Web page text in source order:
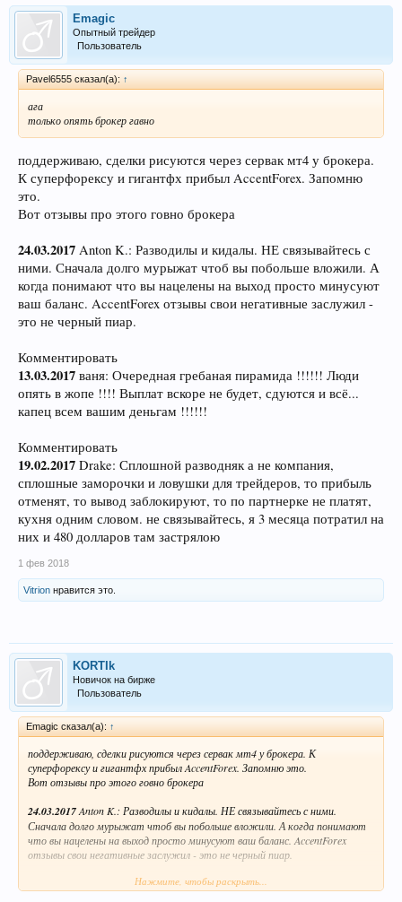
Emagic
Опытный трейдер
Пользователь
Pavel6555 сказал(а): ↑
ага
только опять брокер гавно
поддерживаю, сделки рисуются через сервак мт4 у брокера.
К суперфорексу и гигантфх прибыл AccentForex. Запомню
это.
Вот отзывы про этого говно брокера
24.03.2017 Anton K.: Разводилы и кидалы. НЕ связывайтесь с
ними. Сначала долго мурыжат чтоб вы побольше вложили. А
когда понимают что вы нацелены на выход просто минусуют
ваш баланс. AccentForex отзывы свои негативные заслужил -
это не черный пиар.
Комментировать
13.03.2017 ваня: Очередная гребаная пирамида !!!!!! Люди
опять в жопе !!!! Выплат вскоре не будет, сдуются и всё...
капец всем вашим деньгам !!!!!!
Комментировать
19.02.2017 Drake: Сплошной разводняк а не компания,
сплошные заморочки и ловушки для трейдеров, то прибыль
отменят, то вывод заблокируют, то по партнерке не платят,
кухня одним словом. не связывайтесь, я 3 месяца потратил на
них и 480 долларов там застрялою
1 фев 2018
Vitrion нравится это.
KORTIk
Новичок на бирже
Пользователь
Emagic сказал(а): ↑
поддерживаю, сделки рисуются через сервак мт4 у брокера. К
суперфорексу и гигантфх прибыл AccentForex. Запомню это.
Вот отзывы про этого говно брокера
24.03.2017Anton K.: Разводилы и кидалы. НЕ связывайтесь с ними.
Сначала долго мурыжат чтоб вы побольше вложили. А когда понимают
что вы нацелены на выход просто минусуют ваш баланс. AccentForex
отзывы свои негативные заслужил - это не черный пиар.
Нажмите, чтобы раскрыть...